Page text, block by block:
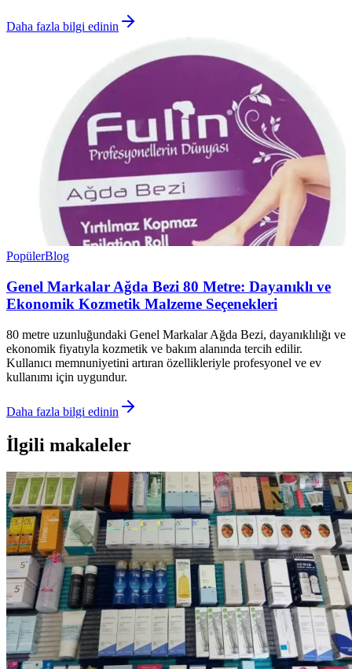
Daha fazla bilgi edinin
PopülerBlog
Genel Markalar Ağda Bezi 80 Metre: Dayanıklı ve
Ekonomik Kozmetik Malzeme Seçenekleri
80 metre uzunluğundaki Genel Markalar Ağda Bezi, dayanıklılığı ve
ekonomik fiyatıyla kozmetik ve bakım alanında tercih edilir.
Kullanıcı memnuniyetini artıran özellikleriyle profesyonel ve ev
kullanımı için uygundur.
Daha fazla bilgi edinin
İlgili makaleler